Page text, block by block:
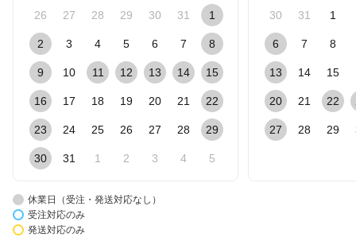
26 27 28 29 30 31 1
2 3 4 5 6 7 8
9 10 11 12 13 14 15
16 17 18 19 20 21 22
23 24 25 26 27 28 29
30 31 1 2 3 4 5
30 31 1
6 7 8
13 14 15
20 21 22
27 28 29
休業日（受注・発送対応なし）
受注対応のみ
発送対応のみ